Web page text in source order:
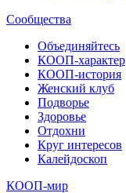
Сообщества
Объединяйтесь
КООП-характер
КООП-история
Женский клуб
Подворье
Здоровье
Отдохни
Круг интересов
Калейдоскоп
КООП-мир